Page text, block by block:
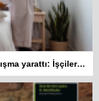
Turizmde haftalık izin düzenlemesi tartışma yarattı: İşçiler 10 gün çalışmadan izin kullanamayacak